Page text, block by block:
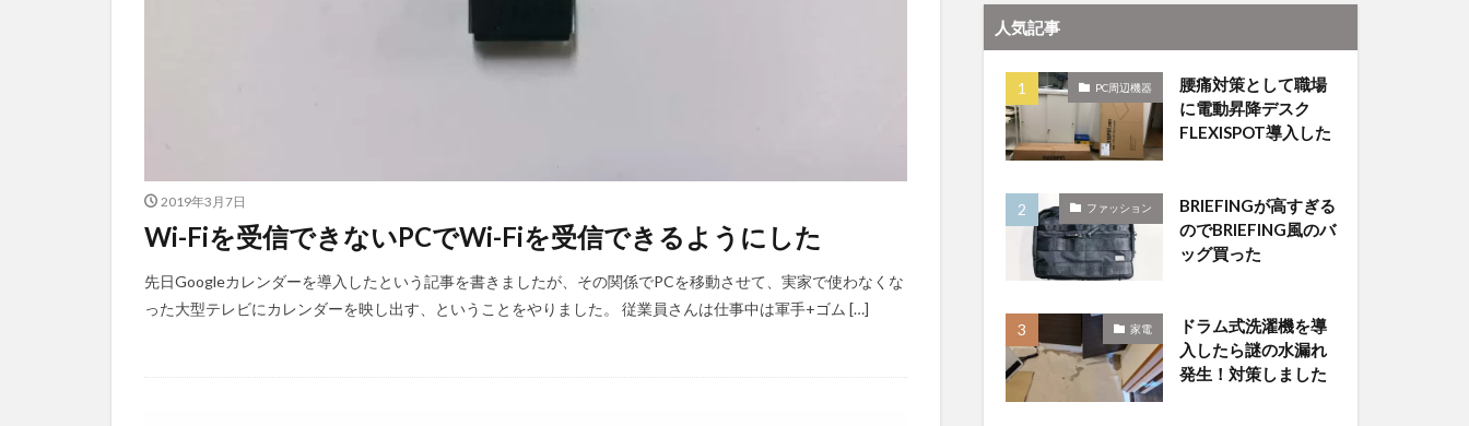
2019年3月7日
Wi-Fiを受信できないPCでWi-Fiを受信できるようにした
先日Googleカレンダーを導入したという記事を書きましたが、その関係でPCを移動させて、実家で使わなくな
った大型テレビにカレンダーを映し出す、ということをやりました。 従業員さんは仕事中は軍手+ゴム […]
人気記事
PC周辺機器
腰痛対策として職場
に電動昇降デスク
FLEXISPOT導入した
ファッション
BRIEFINGが高すぎる
のでBRIEFING風のバ
ッグ買った
家電
ドラム式洗濯機を導
入したら謎の水漏れ
発生！対策しました